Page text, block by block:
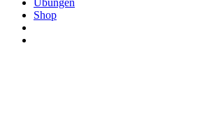
Übungen
Shop